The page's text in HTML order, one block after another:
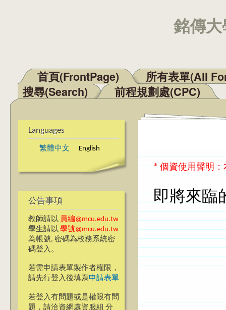
銘傳
Main menu
首頁(FrontPage)
所有表單(All
搜尋(Search)
前程規劃處(CPC)
Languages
繁體中文 English
公告事項
教師請以 員編@mcu.edu.tw
學生請以 學號@mcu.edu.tw
為帳號, 密碼為校務系統密
碼登入。
若需申請表單製作者權限，
請先行登入後填寫申請表單
若登入有問題或是權限有問
題，請洽資網處資服組 分
* 個資使用聲明
即將來臨